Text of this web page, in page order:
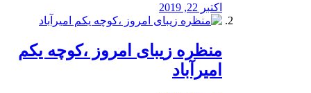
اکتبر 22, 2019
منظره‌‌ زیبای امروز ،کوچه یکم
امیرآباد